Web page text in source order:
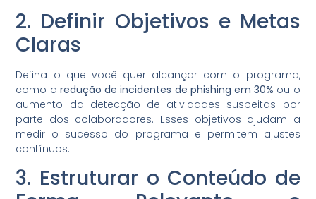
2. Definir Objetivos e Metas
Claras
Defina o que você quer alcançar com o programa,
como a redução de incidentes de phishing em 30% ou o
aumento da detecção de atividades suspeitas por
parte dos colaboradores. Esses objetivos ajudam a
medir o sucesso do programa e permitem ajustes
contínuos.
3. Estruturar o Conteúdo de